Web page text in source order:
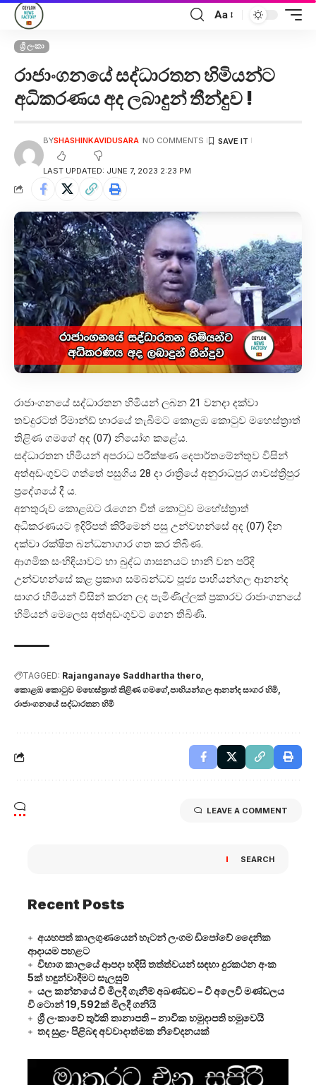
Aa
ශ්‍රී ලංකා
රාජාංගනයේ සද්ධාරතන හිමියන්ට
අධිකරණය අද ලබාදුන් තීන්දුව !
LAST UPDATED: JUNE 7, 2023 2:23 PM
BYSHASHINKAVIDUSARA NO COMMENTS
රාජාංගනයේ සද්ධාරතන හිමියන් ලබන 21 වනදා දක්වා
තවදුරටත් රිමාන්ඩ් භාරයේ තැබීමට කොළඹ කොටුව මහෙස්ත්‍රාත්
තිළිණ ගමගේ අද (07) නියෝග කළේය.
සද්ධාරතන හිමියන් අපරාධ පරීක්ෂණ දෙපාර්තමේන්තුව විසින්
අත්අඩංගුවට ගත්තේ පසුගිය 28 දා රාත්‍රියේ අනුරාධපුර ශාවස්ත්‍රිපුර
ප්‍රදේශයේ දී ය.
අනතුරුව කොළඹට රැගෙන විත් කොටුව මහේස්ත්‍රාත්
අධිකරණයට ඉදිරිපත් කිරීමෙන් පසු උන්වහන්සේ අද (07) දින
දක්වා රක්ෂිත බන්ධනාගාර ගත කර තිබිණ.
ආගමික සංහිඳියාවට හා බුද්ධ ශාසනයට හානි වන පරිදි
උන්වහන්සේ කළ ප්‍රකාශ සම්බන්ධව පූජ්‍ය පාහියන්ගල ආනන්ද
සාගර හිමියන් විසින් කරන ලද පැමිණිල්ලක් ප්‍රකාරව රාජාංගනයේ
හිමියන් මෙලෙස අත්අඩංගුවට ගෙන තිබිණි.
TAGGED: Rajanganaye Saddhartha thero
කොළඹ කොටුව මහෙස්ත්‍රාත් තිළිණ ගමගේ පාහියන්ගල ආනන්ද සාගර හිමි
රාජාංගනයේ සද්ධාරතන හිමි
LEAVE A COMMENT
SEARCH
Recent Posts
අයහපත් කාලගුණයෙන් හැටන් ලංගම ඩිපෝවේ දෛනික
ආදායම පහළට
විභාග කාලයේ ආපදා හදිසි තත්ත්වයන් සඳහා දුරකථන අංක
5ක් හඳුන්වාදීමට සැලසුම්
යල කන්නයේ වී මිලදී ගැනීම් අඛණ්ඩව – වී අලෙවි මණ්ඩලය
වී ටොන් 19,592ක් මිලදී ගනියි
ශ්‍රී ලංකාවේ තුර්කි තානාපති – නාවික හමුදාපති හමුවෙයි
තද සුළං පිළිබඳ අවවාදාත්මක නිවේදනයක්